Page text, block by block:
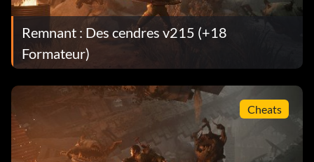
Remnant : Des cendres v215 (+18
Formateur)
Cheats